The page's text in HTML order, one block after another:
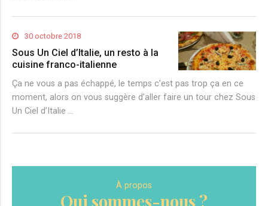
30 octobre 2018
Sous Un Ciel d’Italie, un resto à la
cuisine franco-italienne
Ça ne vous a pas échappé, le temps c’est pas trop ça en ce
moment, alors on vous suggère d’aller faire un tour chez Sous
Un Ciel d’Italie …
À propos
Qui sommes-nous ?